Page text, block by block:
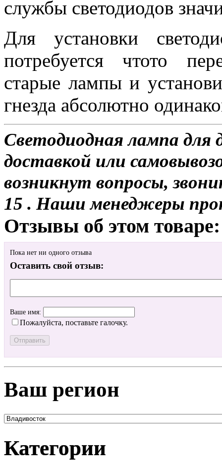
службы светодиодов
Для установки
потребуется чтото
старые лампы и
гнезда абсолютно
Светодиодная лампа для
доставкой или
возникнут вопросы,
15 . Наши менеджеры
Отзывы об этом товаре:
Пока нет ни одного отзыва
Оставить свой отзыв:
Ваше имя:
Пожалуйста, поставьте галочку.
Ваш регион
Категории